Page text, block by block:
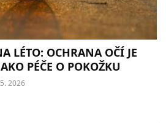
LÉTO: OCHRANA OČÍ JE
PÉČE O POKOŽKU
2026